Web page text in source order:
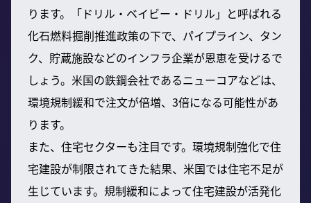
ります。「ドリル・ベイビー・ドリル」と呼ばれる
化石燃料掘削推進政策の下で、パイプライン、タン
ク、貯蔵施設などのインフラ企業が恩恵を受けるで
しょう。米国の鉄鋼会社であるニューコアなどは、
環境規制緩和で注文が倍増、3倍になる可能性があ
ります。
また、住宅セクターも注目です。環境規制強化で住
宅建設が制限されてきた結果、米国では住宅不足が
生じています。規制緩和によって住宅建設が活発化